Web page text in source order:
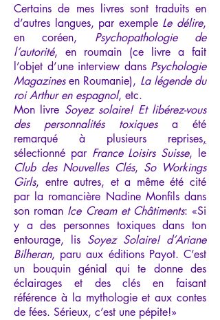
Certains de mes livres sont traduits en
d’autres langues, par exemple Le délire,
en coréen, Psychopathologie de
l’autorité, en roumain (ce livre a fait
l’objet d’une interview dans Psychologie
Magazinesen Roumanie), La légende du
roi Arthur en espagnol, etc.
Mon livre Soyez solaire! Et libérez-vous
des personnalités toxiquesa été
remarqué à plusieurs reprises,
sélectionné par France Loisirs Suisse, le
Club des Nouvelles Clés, So Workings
Girls, entre autres, et a même été cité
par la romancière Nadine Monfils dans
son roman Ice Cream et Châtiments: «Si
y a des personnes toxiques dans ton
entourage, lis Soyez Solaire! d’Ariane
Bilheran, paru aux éditions Payot. C’est
un bouquin génial qui te donne des
éclairages et des clés en faisant
référence à la mythologie et aux contes
de fées. Sérieux, c’est une pépite!»